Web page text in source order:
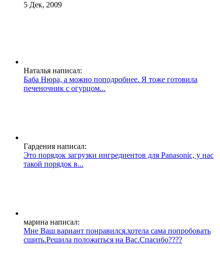
5 Дек, 2009
Наталья написал:
Баба Нюра, а можно поподробнее. Я тоже готовила
печеночник с огурцом...
Гардения написал:
Это порядок загрузки ингредиентов для Panasonic, у нас
такой порядок в...
марина написал:
Мне Ваш вариант понравился.хотела сама попробовать
сшить.Решила положиться на Вас.Спасибо????